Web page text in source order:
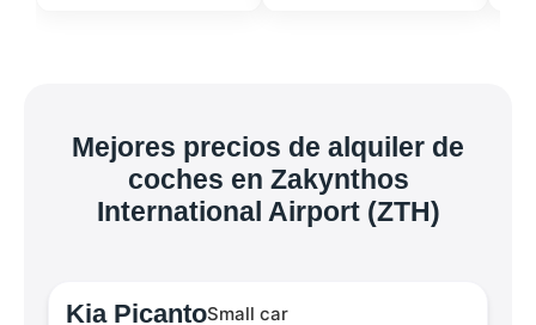
Mejores precios de alquiler de
coches en Zakynthos
International Airport (ZTH)
Kia PicantoSmall car